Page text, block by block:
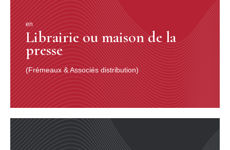
en
Librairie ou maison de la
presse
(Frémeaux & Associés distribution)